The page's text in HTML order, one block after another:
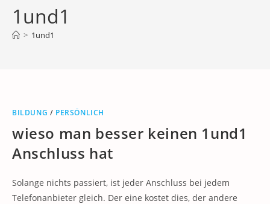
1und1
> 1und1
BILDUNG / PERSÖNLICH
wieso man besser keinen 1und1
Anschluss hat
Solange nichts passiert, ist jeder Anschluss bei jedem
Telefonanbieter gleich. Der eine kostet dies, der andere